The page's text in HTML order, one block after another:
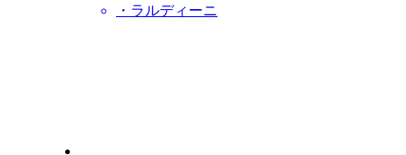
・ラルディーニ